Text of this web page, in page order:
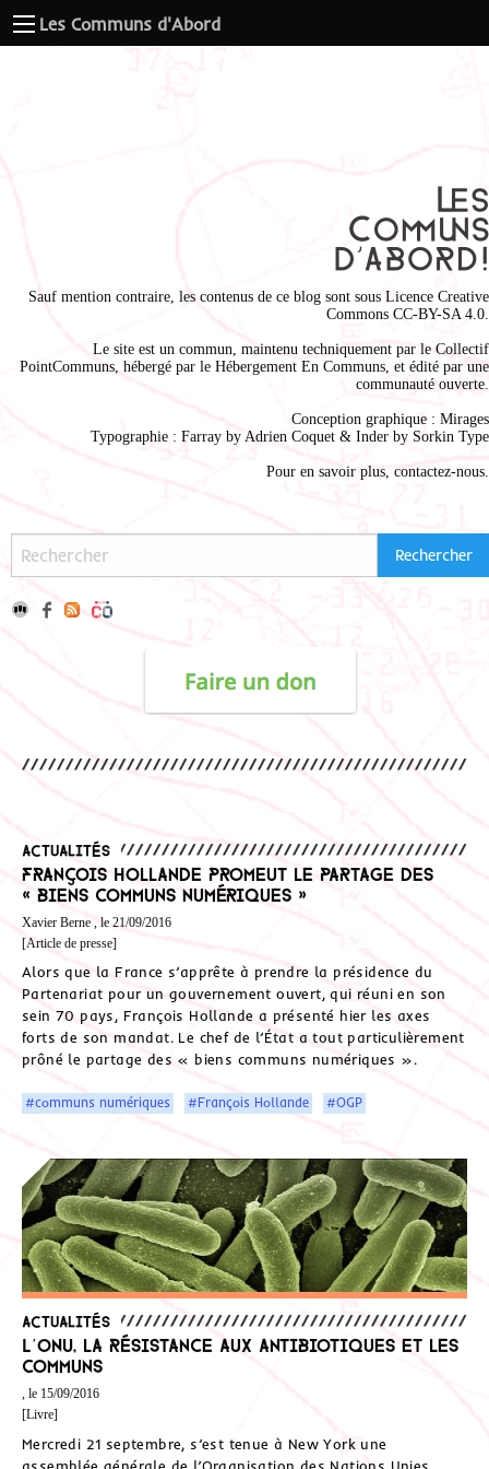
Les Communs d'Abord
Sauf mention contraire, les contenus de ce blog sont sous Licence Creative
Commons CC-BY-SA 4.0
Le site est un commun, maintenu techniquement par le Collectif
PointCommuns , hébergé par le Hébergement En Communs , et édité par une
communauté ouverte.
Conception graphique : Mirages
Typographie : Farray by Adrien Coquet & Inder by Sorkin Type
Pour en savoir plus, contactez-nous
Actualités
François Hollande promeut le partage des
« biens communs numériques »
Xavier Berne , le 21/09/2016
[Article de presse]
Alors que la France s’apprête à prendre la présidence du
Partenariat pour un gouvernement ouvert, qui réuni en son
sein 70 pays, François Hollande a présenté hier les axes
forts de son mandat. Le chef de l’État a tout particulièrement
prôné le partage des « biens communs numériques ».
#communs numériques #François Hollande #OGP
Actualités
L’ONU, la résistance aux antibiotiques et les
communs
, le 15/09/2016
[Livre]
Mercredi 21 septembre, s’est tenue à New York une
assemblée générale de l’Organisation des Nations Unies